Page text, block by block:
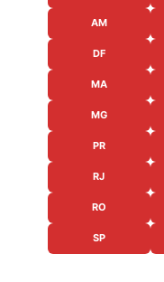
AM
DF
MA
MG
PR
RJ
RO
SP